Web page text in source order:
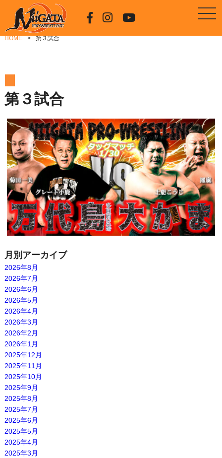
HOME 第３試合
第３試合
月別アーカイブ
2026年8月
2026年7月
2026年6月
2026年5月
2026年4月
2026年3月
2026年2月
2026年1月
2025年12月
2025年11月
2025年10月
2025年9月
2025年8月
2025年7月
2025年6月
2025年5月
2025年4月
2025年3月